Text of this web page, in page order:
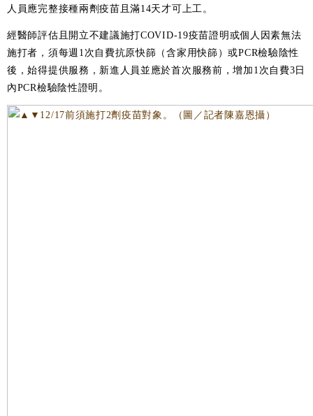
人員應完整接種兩劑疫苗且滿14天才可上工。
經醫師評估且開立不建議施打COVID-19疫苗證明或個人因素無法
施打者，須每週1次自費抗原快篩（含家用快篩）或PCR檢驗陰性
後，始得提供服務，新進人員並應於首次服務前，增加1次自費3日
內PCR檢驗陰性證明。